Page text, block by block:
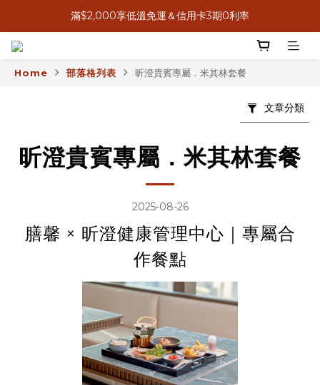
8月感恩獻心意，送禮送米其林
滿$2,000享低溫免運＆信用卡3期0利率
Home 部落格列表 昕澄貴賓專屬．米其林套餐
文章分類
昕澄貴賓專屬．米其林套餐
2025-08-26
膳馨 × 昕澄健康管理中心｜專屬合
作餐點